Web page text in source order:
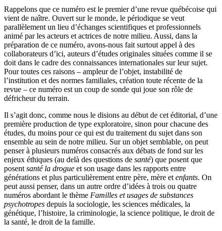
Rappelons que ce numéro est le premier d’une revue québécoise qui
vient de naître. Ouvert sur le monde, le périodique se veut
parallèlement un lieu d’échanges scientifiques et professionnels
animé par les acteurs et actrices de notre milieu. Aussi, dans la
préparation de ce numéro, avons-nous fait surtout appel à des
collaborateurs d’ici, auteurs d’études originales situées comme il se
doit dans le cadre des connaissances internationales sur leur sujet.
Pour toutes ces raisons – ampleur de l’objet, instabilité de
l’institution et des normes familiales, création toute récente de la
revue – ce numéro est un coup de sonde qui joue son rôle de
défricheur du terrain.
Il s’agit donc, comme nous le disions au début de cet éditorial, d’une
première production de type exploratoire, sinon pour chacune des
études, du moins pour ce qui est du traitement du sujet dans son
ensemble au sein de notre milieu. Sur un objet semblable, on peut
penser à plusieurs numéros consacrés aux débats de fond sur les
enjeux éthiques (au delà des questions de santé) que posent que
posent santé la drogue et son usage dans les rapports entre
générations et plus particulièrement entre père, mère et enfants. On
peut aussi penser, dans un autre ordre d’idées à trois ou quatre
numéros abordant le thème Familles et usages de substances
psychotropes depuis la sociologie, les sciences médicales, la
génétique, l’histoire, la criminologie, la science politique, le droit de
la santé, le droit de la famille.